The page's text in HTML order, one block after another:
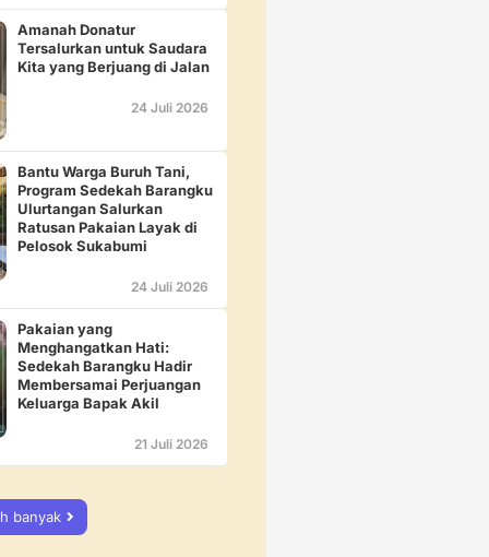
Amanah Donatur
Tersalurkan untuk Saudara
Kita yang Berjuang di Jalan
24 Juli 2026
Bantu Warga Buruh Tani,
Program Sedekah Barangku
Ulurtangan Salurkan
Ratusan Pakaian Layak di
Pelosok Sukabumi
24 Juli 2026
Pakaian yang
Menghangatkan Hati:
Sedekah Barangku Hadir
Membersamai Perjuangan
Keluarga Bapak Akil
21 Juli 2026
banyak